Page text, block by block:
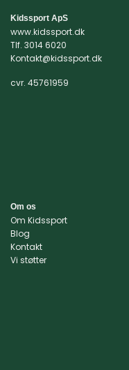
Kidssport ApS
www.kidssport.dk
Tlf. 3014 6020
Kontakt@kidssport.dk
cvr. 45761959
Om os
Om Kidssport
Blog
Kontakt
Vi støtter